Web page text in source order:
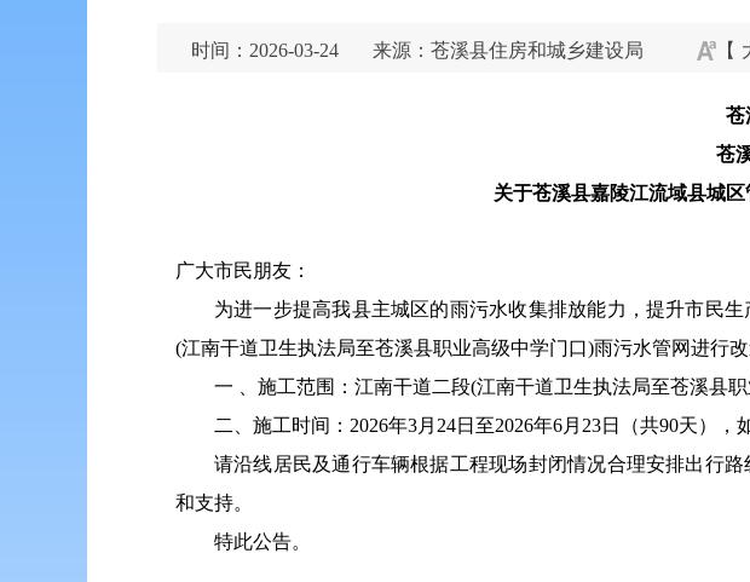
时间：2026-03-24 来源：苍溪县住房和城乡建设局 【
苍
苍
关于苍溪县嘉陵江流域县城
广大市民朋友：
为进一步提高我县主城区的雨污水收集排放能力，提升市民
(江南干道卫生执法局至苍溪县职业高级中学门口)雨污水管网进行
一 、施工范围：江南干道二段(江南干道卫生执法局至苍溪县
二、施工时间：2026年3月24日至2026年6月23日（共90天），
请沿线居民及通行车辆根据工程现场封闭情况合理安排出行
和支持。
特此公告。